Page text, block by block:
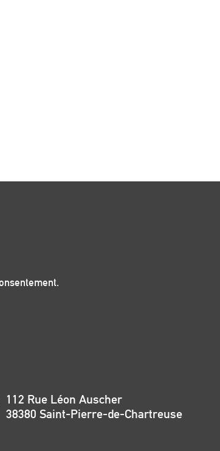
112 Rue Léon Auscher
38380 Saint-Pierre-de-Chartreuse